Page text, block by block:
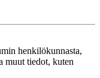
henkilökunnasta,
muut tiedot, kuten